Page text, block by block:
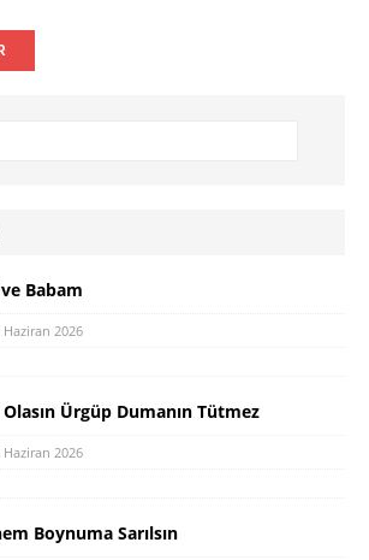
Babam
Haziran 2026
Olasın Ürgüp Dumanın Tütmez
Haziran 2026
Boynuma Sarılsın